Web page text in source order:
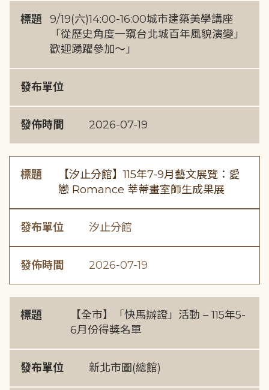
標題 9/19(六)14:00-16:00城市建築美學講座
「從歷史角度一窺台北城百年風貌演變」
歡迎踴躍參加～」
發布單位
發佈時間 2026-07-19
標題
【汐止分館】115年7-9月藝文展覽：愛
戀 Romance 莘蒂畫室師生成果展
發布單位 汐止分館
發佈時間 2026-07-19
標題
【全市】「快馬辦證」活動 – 115年5-
6月份得獎名單
發布單位 新北市圖(總館)